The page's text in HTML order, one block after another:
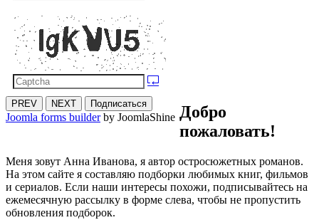
PREV NEXT Подписаться
Joomla forms builderby JoomlaShine Добро
пожаловать!
Меня зовут Анна Иванова, я автор остросюжетных романов.
На этом сайте я составляю подборки любимых книг, фильмов
и сериалов. Если наши интересы похожи, подписывайтесь на
ежемесячную рассылку в форме слева, чтобы не пропустить
обновления подборок.